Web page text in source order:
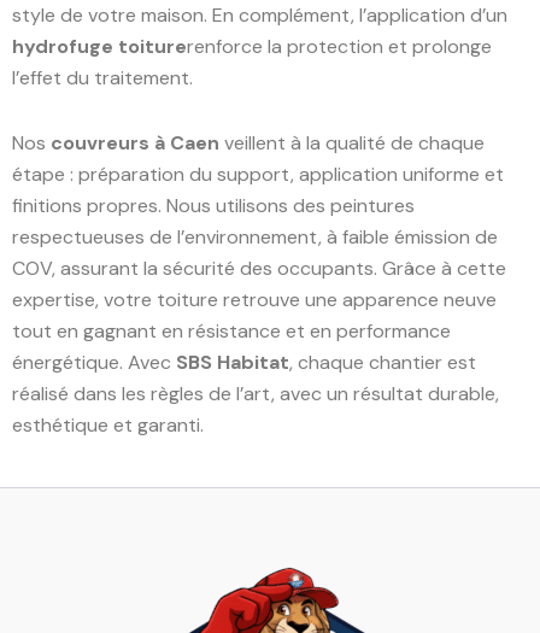
style de votre maison. En complément, l’application d’un
hydrofuge toiturerenforce la protection et prolonge
l’effet du traitement.
Nos couvreurs à Caen veillent à la qualité de chaque
étape : préparation du support, application uniforme et
finitions propres. Nous utilisons des peintures
respectueuses de l’environnement, à faible émission de
COV, assurant la sécurité des occupants. Grâce à cette
expertise, votre toiture retrouve une apparence neuve
tout en gagnant en résistance et en performance
énergétique. Avec SBS Habitat, chaque chantier est
réalisé dans les règles de l’art, avec un résultat durable,
esthétique et garanti.